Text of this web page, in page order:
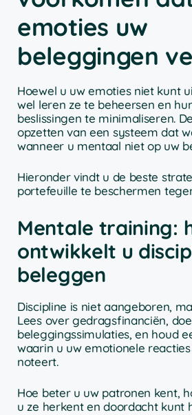
emoties uw
beleggingen
Hoewel u uw emoties niet kunt
wel leren ze te beheersen en
beslissingen te minimaliseren.
opzetten van een systeem dat
wanneer u mentaal niet op uw
Hieronder vindt u de beste
portefeuille te beschermen
Mentale training:
ontwikkelt u
beleggen
Discipline is niet aangeboren,
Lees over gedragsfinanciën, doe
beleggingssimulaties, en houd
waarin u uw emotionele
noteert.
Hoe beter u uw patronen kent,
u ze herkent en doordacht kunt